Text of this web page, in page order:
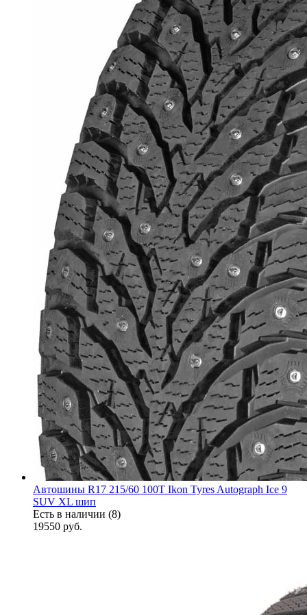
Автошины R17 215/60 100T Ikon Tyres Autograph Ice 9
SUV XL шип
Есть в наличии (8)
19550 руб.